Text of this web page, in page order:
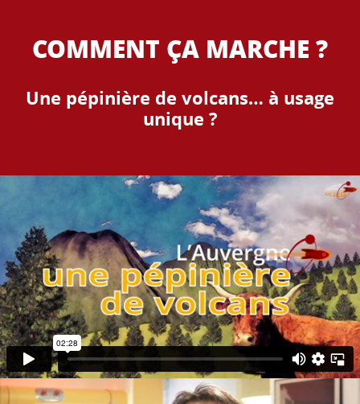
COMMENT ÇA MARCHE ?
Une pépinière de volcans… à usage
unique ?